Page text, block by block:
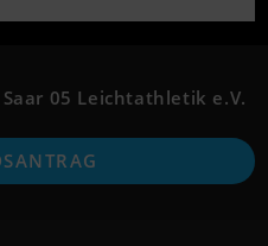
05 Leichtathletik e.V.